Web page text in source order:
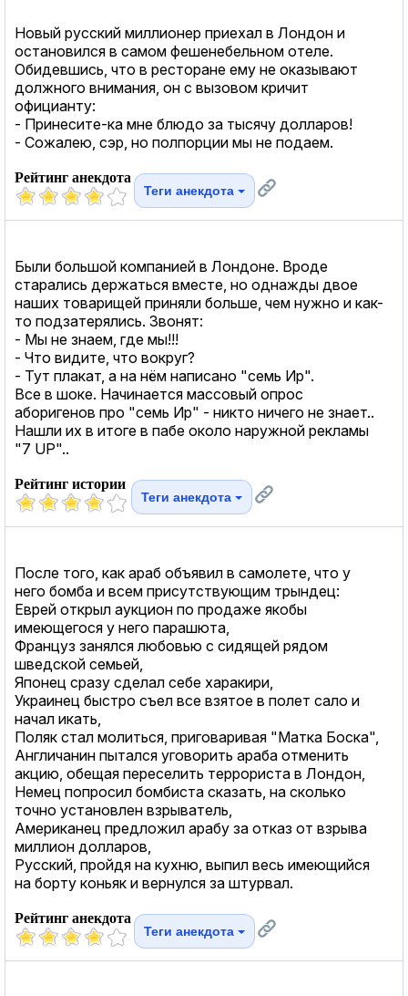
Новый русский миллионер приехал в Лондон и
остановился в самом фешенебельном отеле.
Обидевшись, что в ресторане ему не оказывают
должного внимания, он с вызовом кричит
официанту:
- Принесите-ка мне блюдо за тысячу долларов!
- Сожалею, сэр, но полпорции мы не подаем.
Рейтинг анекдота
Теги анекдота
Были большой компанией в Лондоне. Вроде
старались держаться вместе, но однажды двое
наших товарищей приняли больше, чем нужно и как-
то подзатерялись. Звонят:
- Мы не знаем, где мы!!!
- Что видите, что вокруг?
- Тут плакат, а на нём написано "семь Ир".
Все в шоке. Начинается массовый опрос
аборигенов про "семь Ир" - никто ничего не знает..
Нашли их в итоге в пабе около наружной рекламы
"7 UP"..
Рейтинг истории
Теги анекдота
После того, как араб объявил в самолете, что у
него бомба и всем присутствующим трындец:
Еврей открыл аукцион по продаже якобы
имеющегося у него парашюта,
Француз занялся любовью с сидящей рядом
шведской семьей,
Японец сразу сделал себе харакири,
Украинец быстро съел все взятое в полет сало и
начал икать,
Поляк стал молиться, приговаривая "Матка Боска",
Англичанин пытался уговорить араба отменить
акцию, обещая переселить террориста в Лондон,
Немец попросил бомбиста сказать, на сколько
точно установлен взрыватель,
Американец предложил арабу за отказ от взрыва
миллион долларов,
Русский, пройдя на кухню, выпил весь имеющийся
на борту коньяк и вернулся за штурвал.
Рейтинг анекдота
Теги анекдота